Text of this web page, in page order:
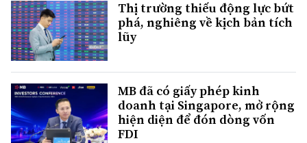
Thị trường thiếu động lực bứt
phá, nghiêng về kịch bản tích
lũy
MB đã có giấy phép kinh
doanh tại Singapore, mở rộng
hiện diện để đón dòng vốn
FDI